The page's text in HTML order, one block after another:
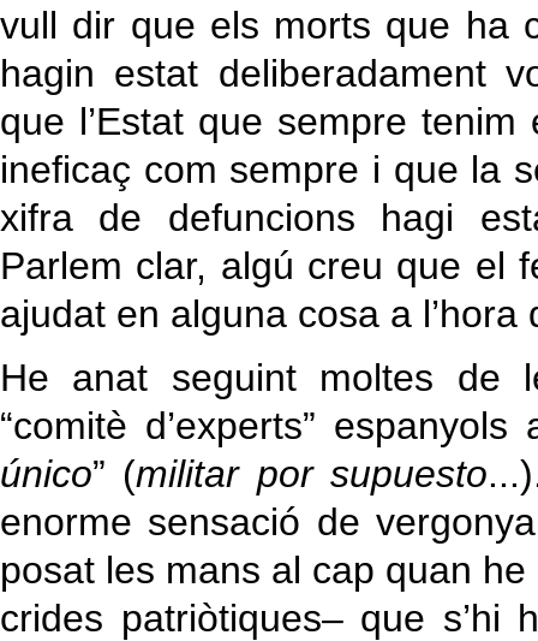
vull dir que els morts que ha
hagin estat deliberadament
que l’Estat que sempre
ineficaç com sempre i que la
xifra de defuncions hagi
Parlem clar, algú creu que el
ajudat en alguna cosa a l’hora
He anat seguint moltes de
“comitè d’experts”
único” (militar por supuesto
enorme sensació de
posat les mans al cap quan
crides patriòtiques– que